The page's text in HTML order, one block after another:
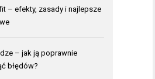
– efekty, zasady i najlepsze
– jak ją poprawnie
błędów?